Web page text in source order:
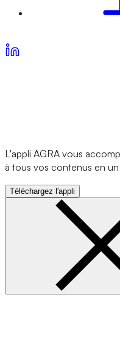
L'appli AGRA vous
à tous vos contenus en
Téléchargez l'appli